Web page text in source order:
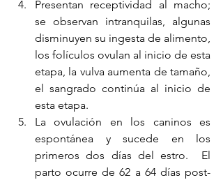
Presentan receptividad al macho;
se observan intranquilas, algunas
disminuyen su ingesta de alimento,
los folículos ovulan al inicio de esta
etapa, la vulva aumenta de tamaño,
el sangrado continúa al inicio de
esta etapa.
La ovulación en los caninos es
espontánea y sucede en los
primeros dos días del estro.  El
parto ocurre de 62 a 64 días post-